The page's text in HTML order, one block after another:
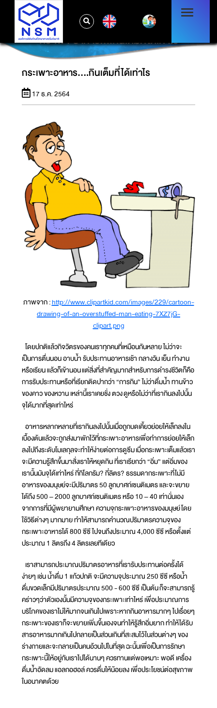
กระเพาะอาหาร....กินเต็มที่ได้เท่าไร
กระเพาะอาหาร....กินเต็มที่ได้เท่าไร
17 ธ.ค. 2564
ภาพจาก :http://www.clipartkid.com/images/229/cartoon-
drawing-of-an-overstuffed-man-eating-7XZ7jG-
clipart.png
โดยปกติแล้วกิจวัตรของคนเราทุกคนที่เหมือนกันหลาย ไม่ว่าจะ
เป็นการตื่นนอน อาบน้ำ รับประทานอาหารเช้า กลางวัน เย็น ทำงาน
หรือเรียน แล้วก็เข้านอน แต่สิ่งที่สำคัญมากสำหรับการดำรงชีวิตก็คือ
การรับประทานหรือที่เรียกติดปากว่า “การกิน” ไม่ว่าดื่มน้ำ ทานข้าว
ของคาว ของหวาน เหล่านี้เราเคยชั่ง ตวง ดูหรือไม่ว่าที่เรากินลงไปนั้น
จุได้มากที่สุดเท่าไหร่
อาหารหลากหลายที่เรากินลงไปนั้นเมื่อถูกบดเคี้ยวย่อยให้เล็กลงใน
เบื้องต้นแล้วจะถูกส่งมาพักไว้ที่กระเพาะอาหารเพื่อทำการย่อยให้เล็ก
ลงไปถึงระดับโมเลกุลจะทำให้ง่ายต่อการดูซึม เมื่อกระเพาะเต็มแล้วเรา
จะมีความรู้สึกขึ้นมาสั่งเราให้หยุดกิน ที่เราเรียกว่า “อิ่ม” แต่อิ่มของ
เรานั้นมันจุได้เท่าไหร่ กี่กิโลกรัม? กี่ลิตร? ธรรมดากระเพาะที่ไม่มี
อาหารของมนุษย์จะมีปริมาตร 50 ลูกบาศก์เซนติเมตร และจะขยาย
ได้ถึง 500 – 2000 ลูกบาศก์เซนติเมตร หรือ 10 – 40 เท่านั่นเอง
จากการที่มีผู้พยายามศึกษา ความจุกระเพาะอาหารของมนุษย์ โดย
ใช้วิธีต่างๆ มากมาย ทำให้สามารถคำนวณปริมาตรความจุของ
กระเพาะอาหารได้ 800 ซีซี ไปจนถึงประมาณ 4,000 ซีซี หรือตั้งแต่
ประมาณ 1 ลิตรถึง 4 ลิตรเลยทีเดียว
เราสามารถประมาณปริมาตรอาหารที่เรารับประทานต่อครั้งได้
ง่ายๆ เช่น น้ำดื่ม 1 แก้วปกติ จะมีความจุประมาณ 250 ซีซี หรือน้ำ
ดื่มขวดเล็กมีปริมาตรประมาณ 500 - 600 ซีซี เป็นต้น ก็จะสามารถรู้
คร่าวๆว่าตัวเองนั้นมีความจุของกระเพาะเท่าไหร่ เพื่อประมาณการ
บริโภคของเราไม่ให้มากจนเกินไปเพราะหากกินอาหารมากๆ ไปเรื่อยๆ
กระเพาะของเราก็จะขยายเพิ่มขึ้นเองจนทำให้รู้สึกอิ่มยาก ทำให้ได้รับ
สารอาหารมากเกินไปกลายเป็นส่วนเกินที่สะสมไว้ในส่วนต่างๆ ของ
ร่างกายและจะกลายเป็นคนอ้วนไปในที่สุด ฉะนั้นเพื่อเป็นการรักษา
กระเพาะนี้ให้อยู่กับเราไปได้นานๆ ควรทานแต่พอเหมาะ พอดี เครื่อง
ดื่มน้ำอัดลม แอลกอฮอล์ ควรดื่มให้น้อยลง เพื่อประโยชน์ต่อสุขภาพ
ในอนาคตด้วย